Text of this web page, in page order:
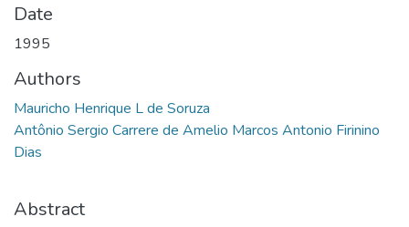
Date
1995
Authors
Mauricho Henrique L de Soruza
Antônio Sergio Carrere de Amelio Marcos Antonio Firinino
Dias
Abstract